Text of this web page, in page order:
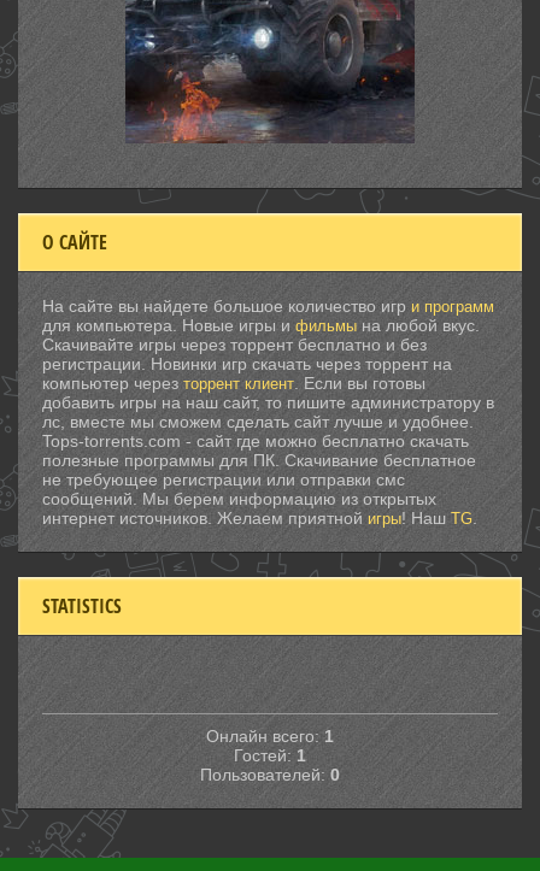
О САЙТЕ
На сайте вы найдете большое количество игр и программ
для компьютера. Новые игры и фильмы на любой вкус.
Скачивайте игры через торрент бесплатно и без
регистрации. Новинки игр скачать через торрент на
компьютер через торрент клиент. Если вы готовы
добавить игры на наш сайт, то пишите администратору в
лс, вместе мы сможем сделать сайт лучше и удобнее.
Tops-torrents.com - сайт где можно бесплатно скачать
полезные программы для ПК. Скачивание бесплатное
не требующее регистрации или отправки смс
сообщений. Мы берем информацию из открытых
интернет источников. Желаем приятной игры! Наш TG.
STATISTICS
Онлайн всего: 1
Гостей: 1
Пользователей: 0